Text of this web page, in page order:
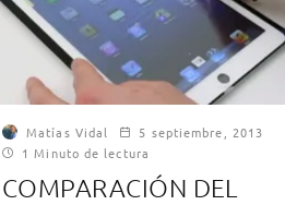
Matías Vidal
5 septiembre, 2013
1 Minuto de lectura
COMPARACIÓN DEL